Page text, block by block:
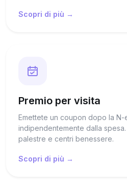
Scopri di più →
Premio per visita
Emettete un coupon dopo la
indipendentemente dalla
palestre e centri benessere.
Scopri di più →